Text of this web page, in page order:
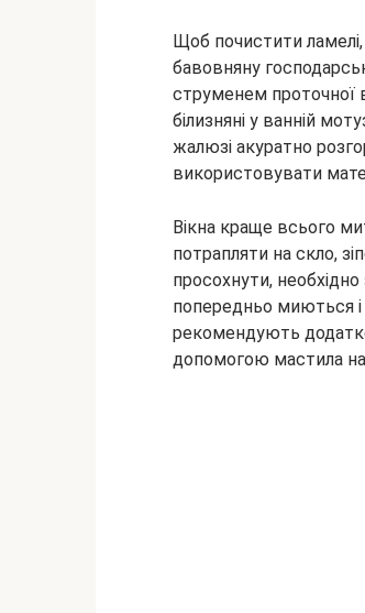
Щоб почистити
бавовняну
струменем проточної
білизняні у ванній
жалюзі акуратно
використовувати
Вікна краще всього
потрапляти на скло,
просохнути,
попередньо миються і
рекомендують
допомогою мастила на